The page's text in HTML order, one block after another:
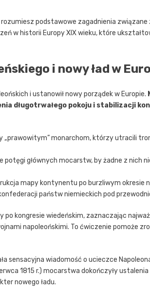
podstawowe zagadnienia związane
w historii Europy XIX wieku, które
i nowy ład w
i ustanowił nowy porządek w Europie.
długotrwałego pokoju i stabilizacji
„prawowitym” monarchom, którzy utracili
potęgi głównych mocarstw, by żadne z nich
mapy kontynentu po burzliwym okresie
państw niemieckich pod
kongresie wiedeńskim, zaznaczając
napoleońskimi. To ćwiczenie pomoże
sensacyjna wiadomość o ucieczce
1815 r.) mocarstwa dokończyły
nowego ładu.